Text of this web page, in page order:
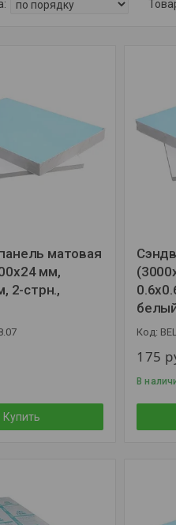
матовая
мм,
2-стрн.,
Купить
175
В